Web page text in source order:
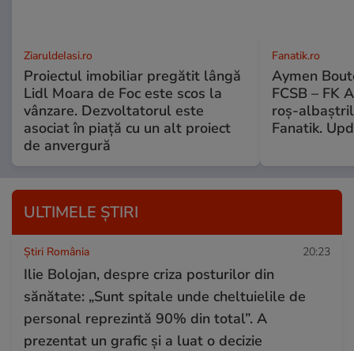
ZiaruldeIasi.ro
Proiectul imobiliar pregătit lângă
Lidl Moara de Foc este scos la
vânzare. Dezvoltatorul este
asociat în piață cu un alt proiect
de anvergură
Fanatik.ro
Aymen
FCSB – FK
roș-
Fanatik.
ULTIMELE ȘTIRI
Știri România 20:23
Ilie Bolojan, despre criza posturilor din
sănătate: „Sunt spitale unde cheltuielile de
personal reprezintă 90% din total”. A
prezentat un grafic și a luat o decizie